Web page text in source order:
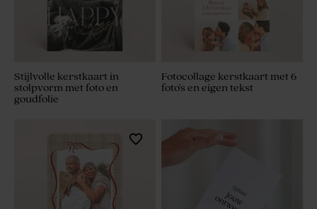
Stijlvolle kerstkaart in
stolpvorm met foto en
goudfolie
Fotocollage kerstkaart met 6
foto's en eigen tekst